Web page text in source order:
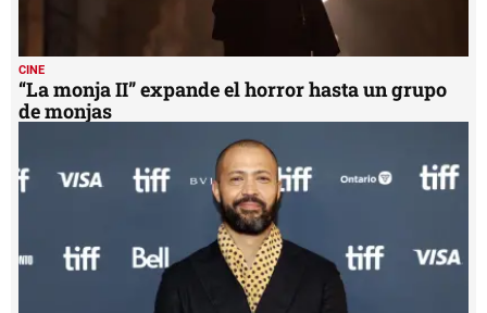
CINE
“La monja II” expande el horror hasta un grupo
de monjas